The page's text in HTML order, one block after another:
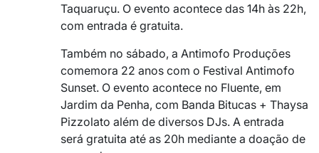
Taquaruçu. O evento acontece das 14h às 22h,
com entrada é gratuita.
Também no sábado, a Antimofo Produções
comemora 22 anos com o Festival Antimofo
Sunset. O evento acontece no Fluente, em
Jardim da Penha, com Banda Bitucas + Thaysa
Pizzolato além de diversos DJs. A entrada
será gratuita até as 20h mediante a doação de